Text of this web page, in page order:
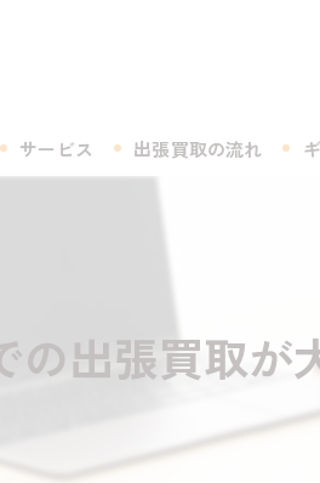
サービス 出張買取の流れ
の出張買取が